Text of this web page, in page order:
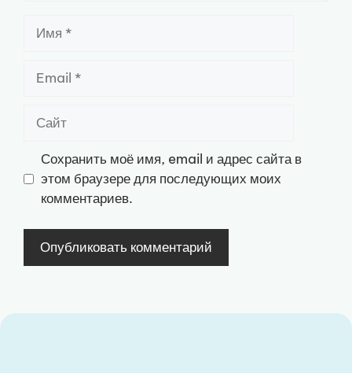
Сохранить моё имя, email и адрес сайта в
этом браузере для последующих моих
комментариев.